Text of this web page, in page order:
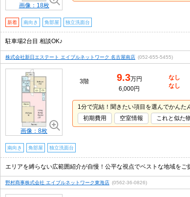
画像：18枚
新着 南向き 角部屋 独立洗面台
駐車場2台目 相談OK♪
株式会社新日エステート エイブルネットワーク 名古屋南店 (052-655-5455)
画像：8枚
3階 9.3万円
6,000円
なし
なし
1分で完結！聞きたい項目を選んでかんた
初期費用
空室情報 これと似た
南向き 角部屋 独立洗面台
エリアを縛らない広範囲紹介が自慢！公平な視点でベストな地域をご
野村商事株式会社 エイブルネットワーク東海店 (0562-36-0826)